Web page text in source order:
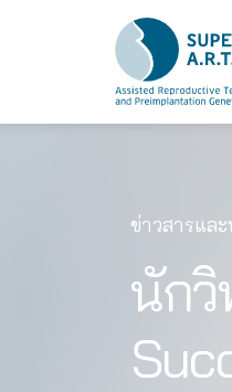
ข่าวสารแล
นักวิ